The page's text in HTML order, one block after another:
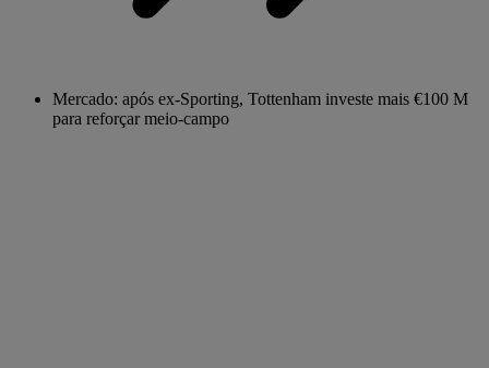
Mercado: após ex-Sporting, Tottenham investe mais €100 M
para reforçar meio-campo